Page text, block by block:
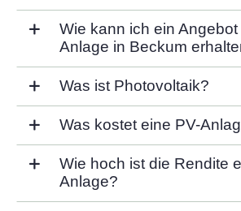
Wie kann ich ein
Anlage in Beckum
Was ist Photovoltaik?
Was kostet eine PV-
Wie hoch ist die Rendite
Anlage?